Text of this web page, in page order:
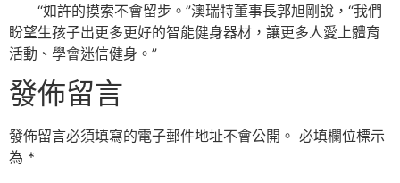
“如許的摸索不會留步。”澳瑞特董事長郭旭剛說，“我們
盼望生孩子出更多更好的智能健身器材，讓更多人愛上體育
活動、學會迷信健身。”
發佈留言
發佈留言必須填寫的電子郵件地址不會公開。 必填欄位標示
為 *